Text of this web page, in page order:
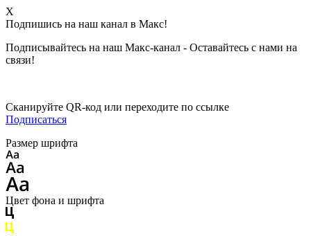
X
Подпишись на наш канал в Макс!
Подписывайтесь на наш Макс-канал - Оставайтесь с нами на
связи!
Сканируйте QR-код или переходите по ссылке
Подписаться
Размер шрифта
Цвет фона и шрифта